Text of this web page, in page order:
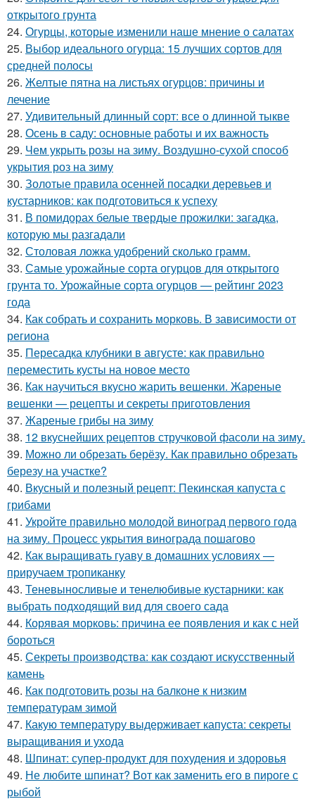
открытого грунта
24. Огурцы, которые изменили наше мнение о салатах
25. Выбор идеального огурца: 15 лучших сортов для
средней полосы
26. Желтые пятна на листьях огурцов: причины и
лечение
27. Удивительный длинный сорт: все о длинной тыкве
28. Осень в саду: основные работы и их важность
29. Чем укрыть розы на зиму. Воздушно-сухой способ
укрытия роз на зиму
30. Золотые правила осенней посадки деревьев и
кустарников: как подготовиться к успеху
31. В помидорах белые твердые прожилки: загадка,
которую мы разгадали
32. Столовая ложка удобрений сколько грамм.
33. Самые урожайные сорта огурцов для открытого
грунта то. Урожайные сорта огурцов — рейтинг 2023
года
34. Как собрать и сохранить морковь. В зависимости от
региона
35. Пересадка клубники в августе: как правильно
переместить кусты на новое место
36. Как научиться вкусно жарить вешенки. Жареные
вешенки — рецепты и секреты приготовления
37. Жареные грибы на зиму
38. 12 вкуснейших рецептов стручковой фасоли на зиму.
39. Можно ли обрезать берёзу. Как правильно обрезать
березу на участке?
40. Вкусный и полезный рецепт: Пекинская капуста с
грибами
41. Укройте правильно молодой виноград первого года
на зиму. Процесс укрытия винограда пошагово
42. Как выращивать гуаву в домашних условиях —
приручаем тропиканку
43. Теневыносливые и тенелюбивые кустарники: как
выбрать подходящий вид для своего сада
44. Корявая морковь: причина ее появления и как с ней
бороться
45. Секреты производства: как создают искусственный
камень
46. Как подготовить розы на балконе к низким
температурам зимой
47. Какую температуру выдерживает капуста: секреты
выращивания и ухода
48. Шпинат: супер-продукт для похудения и здоровья
49. Не любите шпинат? Вот как заменить его в пироге с
рыбой